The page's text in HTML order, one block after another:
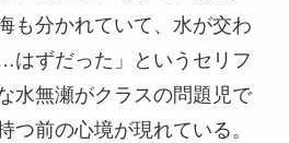
も分かれていて、水が交わ
はずだった」というセリフ
水無瀬がクラスの問題児で
つ前の心境が現れている。